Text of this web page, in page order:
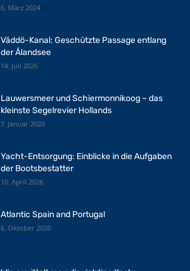
6. März 2024
Väddö-Kanal: Geschützte Passage entlang
der Ålandsee
14. Juli 2026
Lauwersmeer und Schiermonnikoog – das
kleinste Segelrevier Hollands
7. Januar 2020
Yacht-Entsorgung: Einblicke in die Aufgaben
der Bootsbestatter
10. April 2026
Atlantic Spain and Portugal
6. Oktober 2020